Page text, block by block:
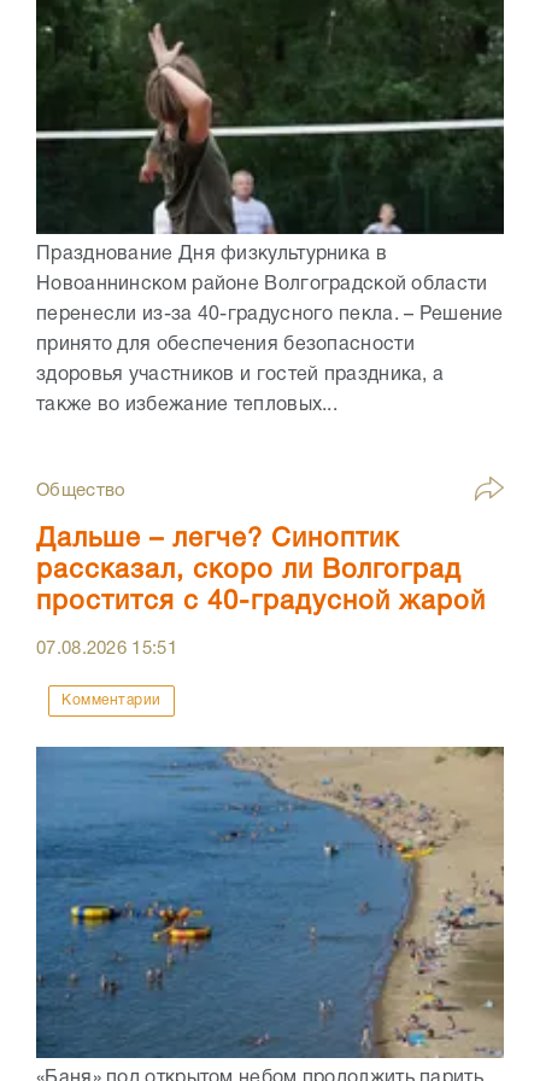
Празднование Дня физкультурника в
Новоаннинском районе Волгоградской области
перенесли из-за 40-градусного пекла. – Решение
принято для обеспечения безопасности
здоровья участников и гостей праздника, а
также во избежание тепловых...
Общество
Дальше – легче? Синоптик
рассказал, скоро ли Волгоград
простится с 40-градусной жарой
07.08.2026 15:51
Комментарии